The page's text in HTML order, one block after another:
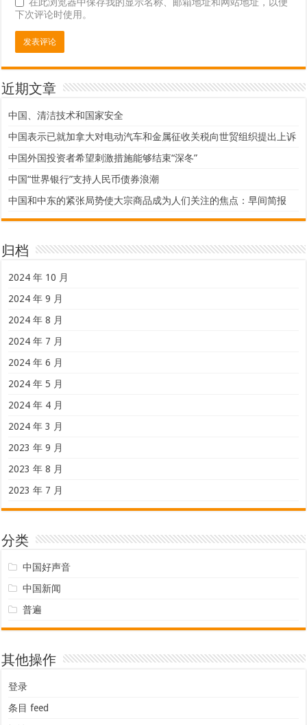
在此浏览器中保存我的显示名称、邮箱地址和网站地址，以便
下次评论时使用。
近期文章
中国、清洁技术和国家安全
中国表示已就加拿大对电动汽车和金属征收关税向世贸组织提出上诉
中国外国投资者希望刺激措施能够结束“深冬”
中国“世界银行”支持人民币债券浪潮
中国和中东的紧张局势使大宗商品成为人们关注的焦点：早间简报
归档
2024 年 10 月
2024 年 9 月
2024 年 8 月
2024 年 7 月
2024 年 6 月
2024 年 5 月
2024 年 4 月
2024 年 3 月
2023 年 9 月
2023 年 8 月
2023 年 7 月
分类
中国好声音
中国新闻
普遍
其他操作
登录
条目 feed